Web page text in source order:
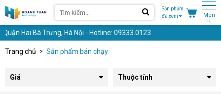
Sản phẩm
đã xem
Men
u
Hai Bà Trưng, Hà Nội - Hotline: 09333.0123
Trang chủ Sản phẩm bán chạy
Giá Thuộc tính